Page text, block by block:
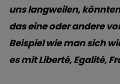
uns langweilen,
das eine oder andere
Beispiel wie man sich
es mit Liberté, Egalité,